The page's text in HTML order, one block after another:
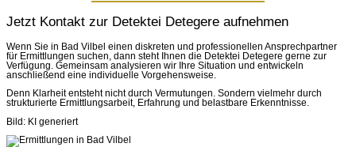
Jetzt Kontakt zur Detektei Detegere aufnehmen
Wenn Sie in Bad Vilbel einen diskreten und professionellen Ansprechpartner
für Ermittlungen suchen, dann steht Ihnen die Detektei Detegere gerne zur
Verfügung. Gemeinsam analysieren wir Ihre Situation und entwickeln
anschließend eine individuelle Vorgehensweise.
Denn Klarheit entsteht nicht durch Vermutungen. Sondern vielmehr durch
strukturierte Ermittlungsarbeit, Erfahrung und belastbare Erkenntnisse.
Bild: KI generiert